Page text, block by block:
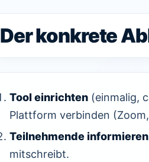
Der konkrete
Tool einrichten (einmalig,
Plattform verbinden
Teilnehmende
mitschreibt.